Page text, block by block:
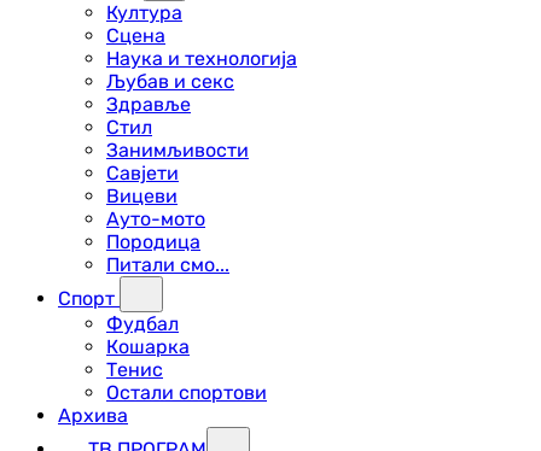
Култура
Сцена
Наука и технологија
Љубав и секс
Здравље
Стил
Занимљивости
Савјети
Вицеви
Ауто-мото
Породица
Питали смо...
Спорт
Фудбал
Кошарка
Тенис
Остали спортови
Архива